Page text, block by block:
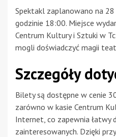
Spektakl zaplanowano na
godzinie 18:00. Miejsce
Centrum Kultury i Sztuki w
mogli doświadczyć magii
Szczegóły
Bilety są dostępne w cenie
zarówno w kasie Centrum
Internet, co zapewnia łatwy
zainteresowanych. Dzięki